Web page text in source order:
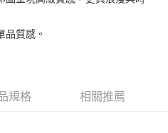
大用戶可立即使用無須另外申請。
請依後續交易確認頁面所載為準。
品質感。
規格 相關推薦